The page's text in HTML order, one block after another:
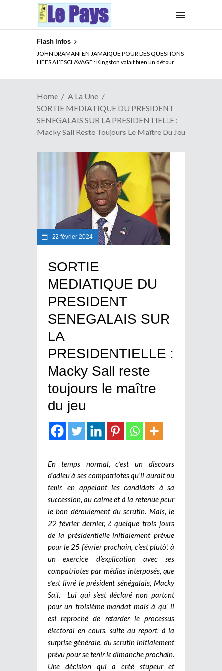
Flash Infos
JOHN DRAMANI EN JAMAIQUE POUR DES QUESTIONS
LIEES A L’ESCLAVAGE : Kingston valait bien un détour
ELECTION DE TALON A LA TETE DU SENAT BENINOIS :
Quand Patrice quitte le pouvoir sans partir !
Home
A La Une
SORTIE MEDIATIQUE DU PRESIDENT
SENEGALAIS SUR LA PRESIDENTIELLE :
Macky Sall Reste Toujours Le Maître Du Jeu
22 février 2024
SORTIE
MEDIATIQUE DU
PRESIDENT
SENEGALAIS SUR
LA
PRESIDENTIELLE :
Macky Sall reste
toujours le maître
du jeu
En temps normal, c’est un discours
d’adieu à ses compatriotes qu’il aurait pu
tenir, en appelant les candidats à sa
succession, au calme et à la retenue pour
le bon déroulement du scrutin. Mais, le
22 février dernier, à quelque trois jours
de la présidentielle initialement prévue
pour le 25 février prochain, c’est plutôt à
un exercice d’explication avec ses
compatriotes par médias interposés, que
s’est livré le président sénégalais, Macky
Sall. Lui qui s’est déclaré non partant
pour un troisième mandat mais à qui il
est reproché de retarder le processus
électoral en cours, suite au report, à la
surprise générale, du scrutin initialement
prévu pour se tenir le dimanche prochain.
Une décision qui a créé stupeur et